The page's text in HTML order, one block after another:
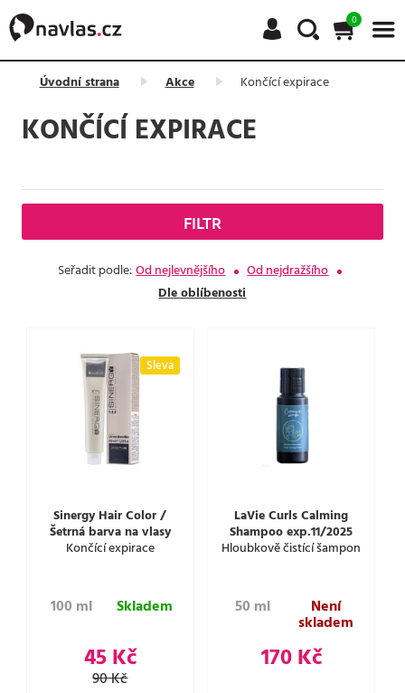
0
Úvodní strana Akce Končící expirace
KONČÍCÍ EXPIRACE
FILTR
Seřadit podle:Od nejlevnějšího
Od nejdražšího
Dle oblíbenosti
Sleva
Sinergy Hair Color /
Šetrná barva na vlasy
Končící expirace
100 ml Skladem
45 Kč
90 Kč
LaVie Curls Calming
Shampoo exp.11/2025
Hloubkově čistící šampon
50 ml Není
skladem
170 Kč